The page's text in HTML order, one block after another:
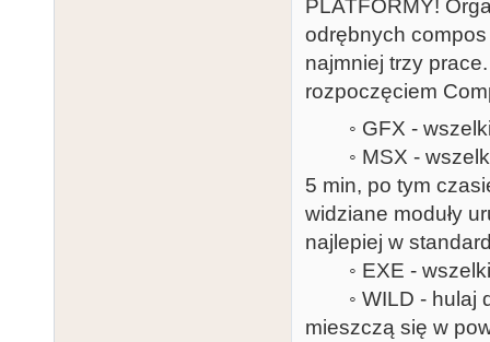
PLATFORMY!
odrębnych
najmniej trzy
rozpoczęciem
◦ GFX -
◦ MSX -
5 min, po tym
widziane moduły
najlepiej w
◦ EXE - wszelkie
◦ WILD - hulaj
mieszczą się w